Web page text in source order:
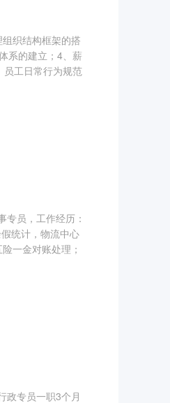
织结构框架的搭
系的建立；4、薪
员工日常行为规范
员，工作经历：
统计，物流中心
一金对账处理；
政专员一职3个月